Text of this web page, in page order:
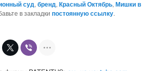
суд,бренд,Красный Октябрь,Мишки в
в закладкипостоянную ссылку.